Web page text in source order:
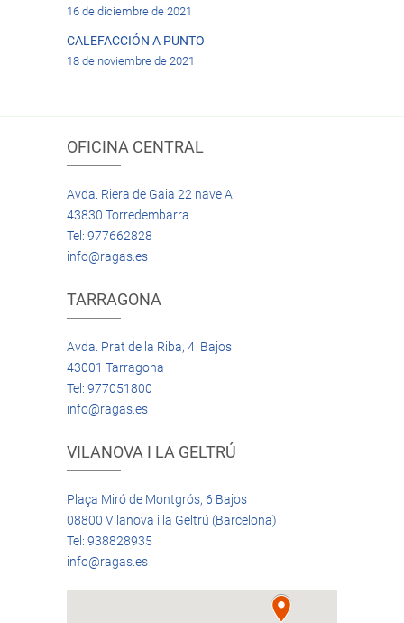
16 de diciembre de 2021
CALEFACCIÓN A PUNTO
18 de noviembre de 2021
OFICINA CENTRAL
Avda. Riera de Gaia 22 nave A
43830 Torredembarra
Tel: 977662828
info@ragas.es
TARRAGONA
Avda. Prat de la Riba, 4 Bajos
43001 Tarragona
Tel: 977051800
info@ragas.es
VILANOVA I LA GELTRÚ
Plaça Miró de Montgrós, 6 Bajos
08800 Vilanova i la Geltrú (Barcelona)
Tel: 938828935
info@ragas.es